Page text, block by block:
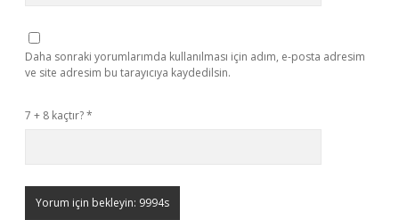
Daha sonraki yorumlarımda kullanılması için adım, e-posta adresim
ve site adresim bu tarayıcıya kaydedilsin.
7 + 8 kaçtır?*